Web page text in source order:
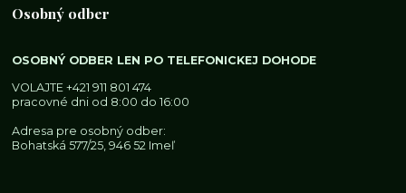
Osobný odber
OSOBNÝ ODBER LEN PO TELEFONICKEJ DOHODE
VOLAJTE+421 911 801 474
pracovné dni od 8:00 do 16:00
Adresa pre osobný odber:
Bohatská 577/25, 946 52 Imeľ